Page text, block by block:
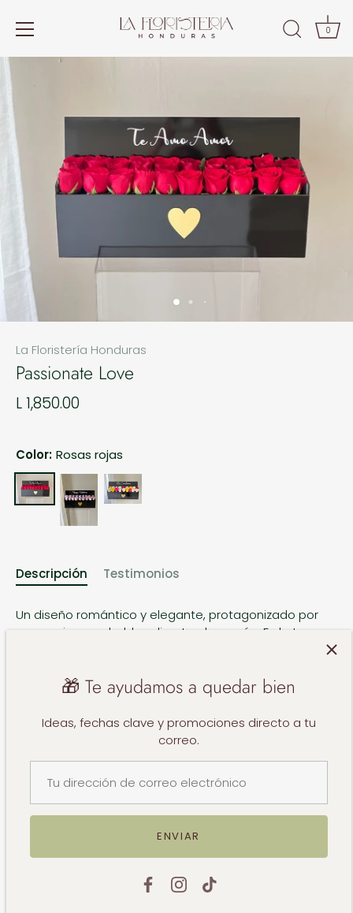
0
La Floristería Honduras
Passionate Love
L 1,850.00
Color: Rosas rojas
Descripción Testimonios
Un diseño romántico y elegante, protagonizado por
rosas rojas que hablan directo al corazón. En la tapa
sientes. Perfecto para celebrar el amor de una
manera única y memorable.
🎁 Te ayudamos a quedar bien
Ideas, fechas clave y promociones directo a tu
correo.
ENVIAR